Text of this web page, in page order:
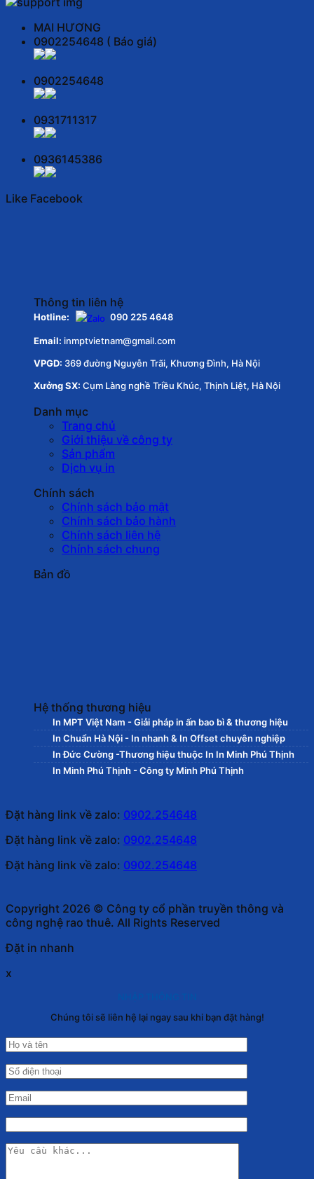
MAI HƯƠNG
0902254648 ( Báo giá)
0902254648
0931711317
0936145386
Like Facebook
Thông tin liên hệ
Hotline: 090 225 4648
Email: inmptvietnam@gmail.com
VPGD: 369 đường Nguyễn Trãi, Khương Đình, Hà Nội
Xưởng SX: Cụm Làng nghề Triều Khúc, Thịnh Liệt, Hà Nội
Danh mục
Trang chủ
Giới thiệu về công ty
Sản phẩm
Dịch vụ in
Chính sách
Chính sách bảo mật
Chính sách bảo hành
Chính sách liên hệ
Chính sách chung
Bản đồ
Hệ thống thương hiệu
In MPT Việt Nam - Giải pháp in ấn bao bì & thương hiệu
In Chuẩn Hà Nội - In nhanh & In Offset chuyên nghiệp
In Đức Cường -Thương hiệu thuộc In In Minh Phú Thịnh
In Minh Phú Thịnh - Công ty Minh Phú Thịnh
Đặt hàng link về zalo: 0902.254648
Đặt hàng link về zalo: 0902.254648
Đặt hàng link về zalo: 0902.254648
Copyright 2026 © Công ty cổ phần truyền thông và
công nghệ rao thuê. All Rights Reserved
Đặt in nhanh
x
Chúng tôi sẽ liên hệ lại ngay sau khi bạn đặt hàng!